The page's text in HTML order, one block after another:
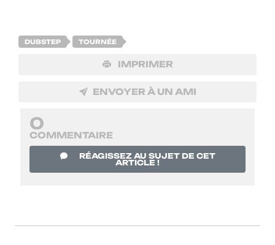
DUBSTEP TOURNÉE
IMPRIMER
ENVOYER À UN AMI
0
COMMENTAIRE
RÉAGISSEZ AU SUJET DE CET
ARTICLE !